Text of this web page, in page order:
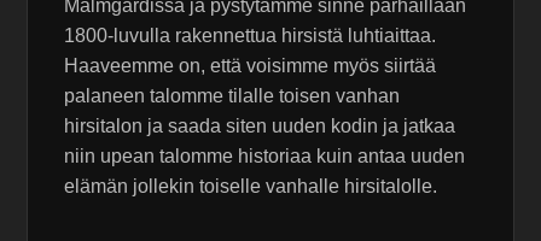
Malmgårdissa ja pystytämme sinne parhaillaan
1800-luvulla rakennettua hirsistä luhtiaittaa.
Haaveemme on, että voisimme myös siirtää
palaneen talomme tilalle toisen vanhan
hirsitalon ja saada siten uuden kodin ja jatkaa
niin upean talomme historiaa kuin antaa uuden
elämän jollekin toiselle vanhalle hirsitalolle.